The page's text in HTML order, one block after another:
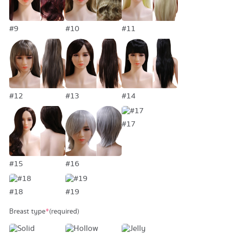
#9 #10 #11
#12 #13 #14
#15 #16
#17
#18 #19
Breast type*(required)